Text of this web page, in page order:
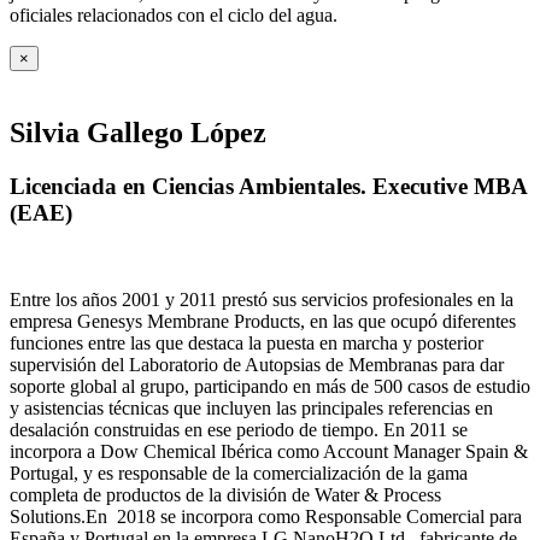
oficiales relacionados con el ciclo del agua.
×
Silvia Gallego López
Licenciada en Ciencias Ambientales. Executive MBA
(EAE)
Entre los años 2001 y 2011 prestó sus servicios profesionales en la
empresa Genesys Membrane Products, en las que ocupó diferentes
funciones entre las que destaca la puesta en marcha y posterior
supervisión del Laboratorio de Autopsias de Membranas para dar
soporte global al grupo, participando en más de 500 casos de estudio
y asistencias técnicas que incluyen las principales referencias en
desalación construidas en ese periodo de tiempo. En 2011 se
incorpora a Dow Chemical Ibérica como Account Manager Spain &
Portugal, y es responsable de la comercialización de la gama
completa de productos de la división de Water & Process
Solutions.En 2018 se incorpora como Responsable Comercial para